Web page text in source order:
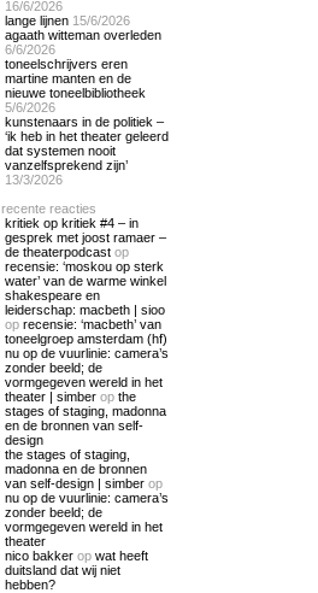
16/6/2026
lange lijnen 15/6/2026
agaath witteman overleden
6/6/2026
toneelschrijvers eren
martine manten en de
nieuwe toneelbibliotheek
5/6/2026
kunstenaars in de politiek –
‘ik heb in het theater geleerd
dat systemen nooit
vanzelfsprekend zijn’
13/3/2026
recente reacties
kritiek op kritiek #4 – in
gesprek met joost ramaer –
de theaterpodcast op
recensie: ‘moskou op sterk
water’ van de warme winkel
shakespeare en
leiderschap: macbeth | sioo
op recensie: ‘macbeth’ van
toneelgroep amsterdam (hf)
nu op de vuurlinie: camera’s
zonder beeld; de
vormgegeven wereld in het
theater | simber op the
stages of staging, madonna
en de bronnen van self-
design
the stages of staging,
madonna en de bronnen
van self-design | simber op
nu op de vuurlinie: camera’s
zonder beeld; de
vormgegeven wereld in het
theater
nico bakker op wat heeft
duitsland dat wij niet
hebben?